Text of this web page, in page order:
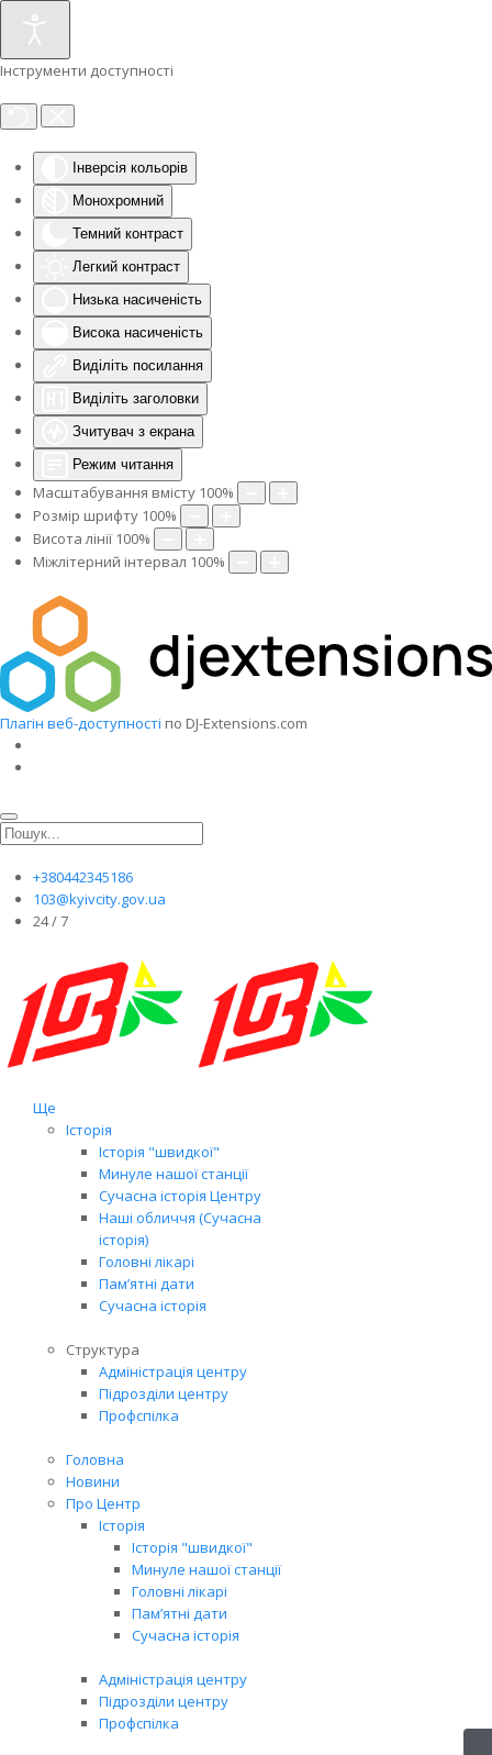
Інструменти доступності
Інверсія кольорів
Монохромний
Темний контраст
Легкий контраст
Низька насиченість
Висока насиченість
Виділіть посилання
Виділіть заголовки
Зчитувач з екрана
Режим читання
Масштабування вмісту 100%
Розмір шрифту 100%
Висота лінії 100%
Міжлітерний інтервал 100%
Плагін веб-доступності по DJ-Extensions.com
+380442345186
103@kyivcity.gov.ua
24 / 7
Ще
Історія
Історія "швидкої"
Минуле нашої станції
Сучасна історія Центру
Наші обличчя (Сучасна
історія)
Головні лікарі
Пам’ятні дати
Сучасна історія
Структура
Адміністрація центру
Підрозділи центру
Профспілка
Головна
Новини
Про Центр
Історія
Історія "швидкої"
Минуле нашої станції
Головні лікарі
Пам’ятні дати
Сучасна історія
Адміністрація центру
Підрозділи центру
Профспілка